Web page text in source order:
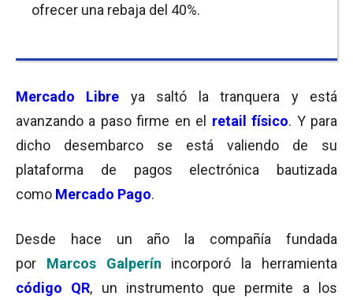
ofrecer una rebaja del 40%.
Mercado Libre ya saltó la tranquera y está
avanzando a paso firme en el retail físico. Y para
dicho desembarco se está valiendo de su
plataforma de pagos electrónica bautizada
como Mercado Pago.
Desde hace un año la compañía fundada
por Marcos Galperín incorporó la herramienta
código QR, un instrumento que permite a los